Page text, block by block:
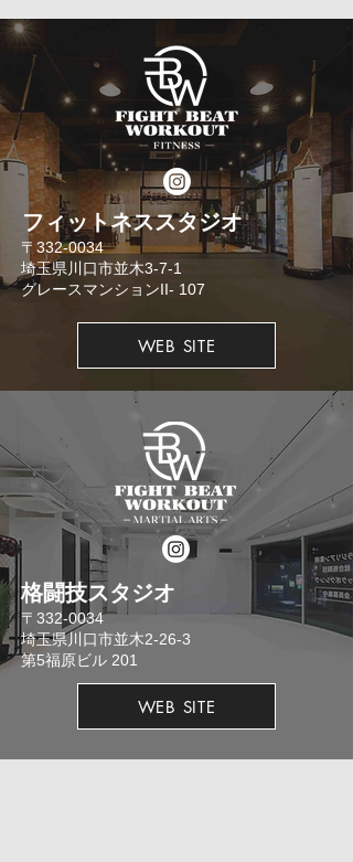
​フィットネススタジオ
​〒332-0034
埼玉県川口市並木3-7-1
​グレースマンションII- 107
WEB SITE
格闘技スタジオ
​〒332-0034
埼玉県川口市並木2-26-3
​第5福原ビル 201
WEB SITE